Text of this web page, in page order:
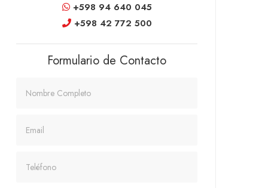
+598 94 640 045
+598 42 772 500
Formulario de Contacto